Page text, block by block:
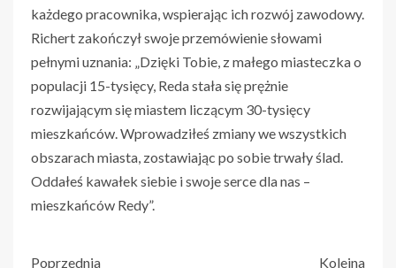
każdego pracownika, wspierając ich rozwój zawodowy.
Richert zakończył swoje przemówienie słowami
pełnymi uznania: „Dzięki Tobie, z małego miasteczka o
populacji 15-tysięcy, Reda stała się prężnie
rozwijającym się miastem liczącym 30-tysięcy
mieszkańców. Wprowadziłeś zmiany we wszystkich
obszarach miasta, zostawiając po sobie trwały ślad.
Oddałeś kawałek siebie i swoje serce dla nas –
mieszkańców Redy”.
Poprzednia
Kolejna